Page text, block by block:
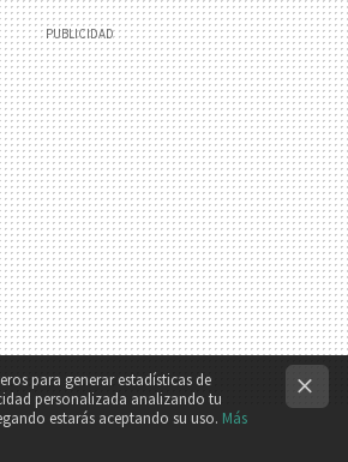
para generar estadísticas de
personalizada analizando tu
estarás aceptando su uso. Más